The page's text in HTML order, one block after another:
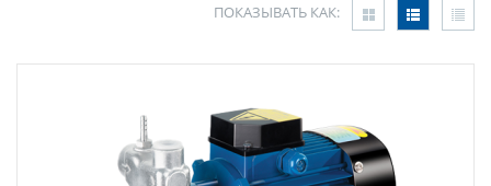
ПОКАЗЫВАТЬ КАК: